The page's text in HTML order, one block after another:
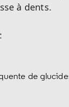
à dents.
de